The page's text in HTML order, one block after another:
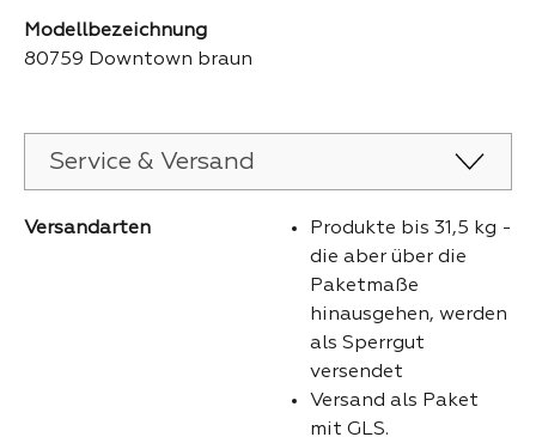
Modellbezeichnung
80759 Downtown braun
Service & Versand
Versandarten
Produkte bis 31,5 kg -
die aber über die
Paketmaße
hinausgehen, werden
als Sperrgut
versendet
Versand als Paket
mit GLS.